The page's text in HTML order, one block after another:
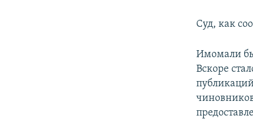
Суд, как
Имомали
Вскоре